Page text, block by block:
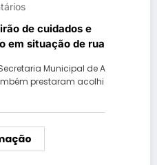
de cuidados e
em situação de rua
Municipal de A
prestaram acolhi